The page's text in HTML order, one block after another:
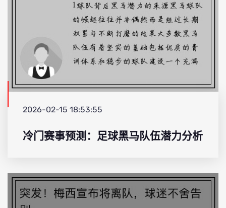
2026-02-15 18:53:55
冷门赛事预测：足球黑马队伍潜力分析